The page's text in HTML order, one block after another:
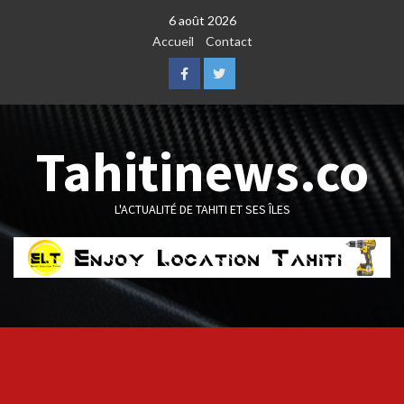
6 août 2026
Accueil
Contact
FacebookTwitter
Tahitinews.co
L'ACTUALITÉ DE TAHITI ET SES ÎLES